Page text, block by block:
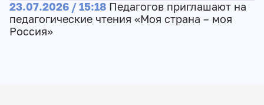
23.07.2026 / 15:18 Педагогов приглашают на
педагогические чтения «Моя страна – моя
Россия»